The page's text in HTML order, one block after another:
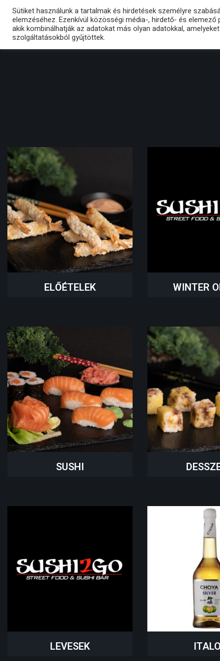
ÉTTERMÜNK
ELŐÉTELEK WINTER
SUSHI
LEVESEK
Sütiket használunk a tartalmak és hirdetések személyre
elemzéséhez. Ezenkívül közösségi média-, hirdető- és
akik kombinálhatják az adatokat más olyan adatokkal,
szolgáltatásokból gyűjtöttek.